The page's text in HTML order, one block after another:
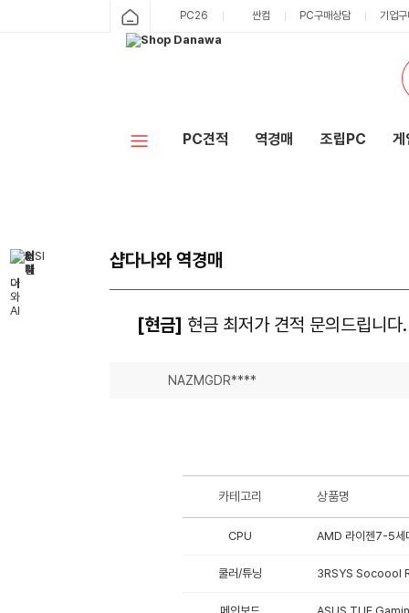
PC26 싼컴 PC구매상담 기업
PC견적 역경매 조립PC 게
샵다나와 역경매
[현금] 현금 최저가 견적 문의드립니다.
NAZMGDR****
카테고리 상품명
CPU AMD 라이젠7-5세
쿨러/튜닝 3RSYS Socoool